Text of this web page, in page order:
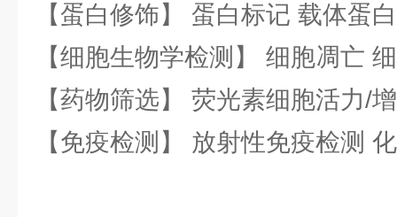
【蛋白修饰】 蛋白标记 载体蛋
【细胞生物学检测】 细胞凋亡
【药物筛选】 荧光素细胞活力/
【免疫检测】 放射性免疫检测